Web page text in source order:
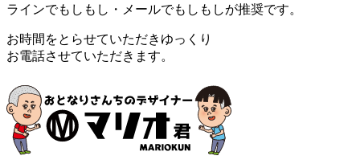
ラインでもしもし・メールでもしもしが推奨です。
お時間をとらせていただきゆっくり
お電話させていただきます。